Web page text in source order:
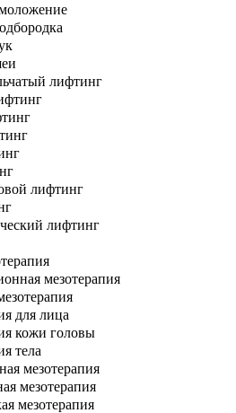
лифтинг
лифтинг
лифтинг
мезотерапия
для лица
кожи головы
тела
мезотерапия
мезотерапия
мезотерапия